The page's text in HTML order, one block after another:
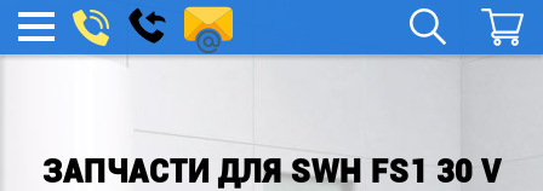
МЕНЮ
boylera@yandex.ru
Заказать
звонок
ЗАПЧАСТИ ДЛЯ SWH FS1 30 V